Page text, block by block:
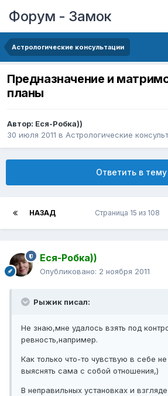
Форум - Замок
Астрологические консультации
Предназначение и
планы
Автор: Еся-Робка))
30 июля 2011 в Астрологические
Ответить в тему
НАЗАД Страница 15 из 108
Еся-Робка))
Опубликовано: 2 ноября 2011
Рыжик писал:
Не знаю,мне удалось взять под
ревность,например.
Как только что-то чувствую в себе
выяснять сама с собой отношения,)
В неправильных установках и